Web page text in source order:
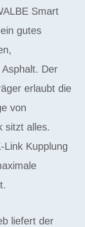
Smart
gutes
Der
erlaubt die
von
sitzt alles.
Link Kupplung
liefert der